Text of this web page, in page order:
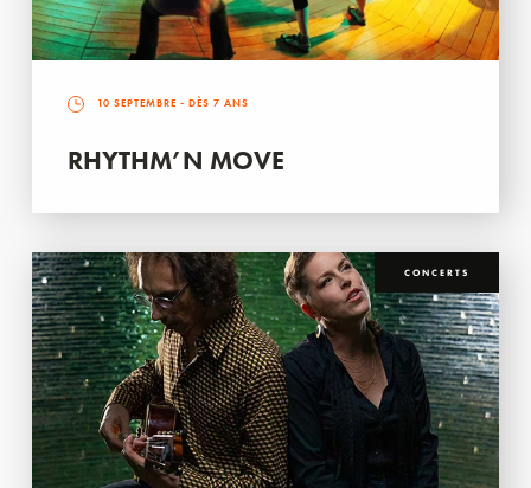
10 SEPTEMBRE - DÈS 7 ANS
RHYTHM’N MOVE
CONCERTS